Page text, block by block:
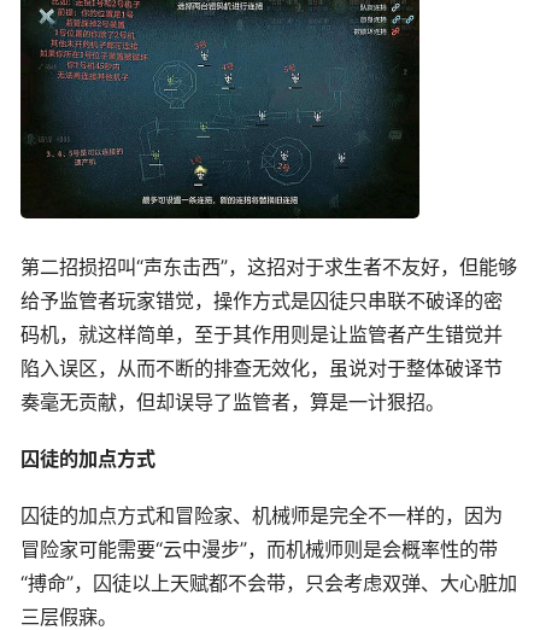
第二招损招叫“声东击西”，这招对于求生者不友好，但能够
给予监管者玩家错觉，操作方式是囚徒只串联不破译的密
码机，就这样简单，至于其作用则是让监管者产生错觉并
陷入误区，从而不断的排查无效化，虽说对于整体破译节
奏毫无贡献，但却误导了监管者，算是一计狠招。
囚徒的加点方式
囚徒的加点方式和冒险家、机械师是完全不一样的，因为
冒险家可能需要“云中漫步”，而机械师则是会概率性的带
“搏命”，囚徒以上天赋都不会带，只会考虑双弹、大心脏加
三层假寐。